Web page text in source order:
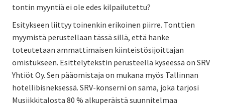
tontin myyntiä ei ole edes kilpailutettu?
Esitykseen liittyy toinenkin erikoinen piirre. Tonttien
myymistä perustellaan tässä sillä, että hanke
toteutetaan ammattimaisen kiinteistösijoittajan
omistukseen. Esittelytekstin perusteella kyseessä on SRV
Yhtiöt Oy. Sen pääomistaja on mukana myös Tallinnan
hotellibisneksessä. SRV-konserni on sama, joka tarjosi
Musiikkitalosta 80 % alkuperäistä suunnitelmaa